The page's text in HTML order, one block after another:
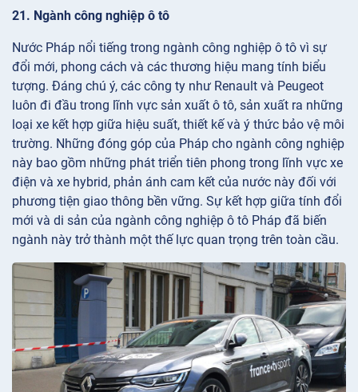
21. Ngành công nghiệp ô tô
Nước Pháp nổi tiếng trong ngành công nghiệp ô tô vì sự
đổi mới, phong cách và các thương hiệu mang tính biểu
tượng. Đáng chú ý, các công ty như Renault và Peugeot
luôn đi đầu trong lĩnh vực sản xuất ô tô, sản xuất ra những
loại xe kết hợp giữa hiệu suất, thiết kế và ý thức bảo vệ môi
trường. Những đóng góp của Pháp cho ngành công nghiệp
này bao gồm những phát triển tiên phong trong lĩnh vực xe
điện và xe hybrid, phản ánh cam kết của nước này đối với
phương tiện giao thông bền vững. Sự kết hợp giữa tính đổi
mới và di sản của ngành công nghiệp ô tô Pháp đã biến
ngành này trở thành một thế lực quan trọng trên toàn cầu.